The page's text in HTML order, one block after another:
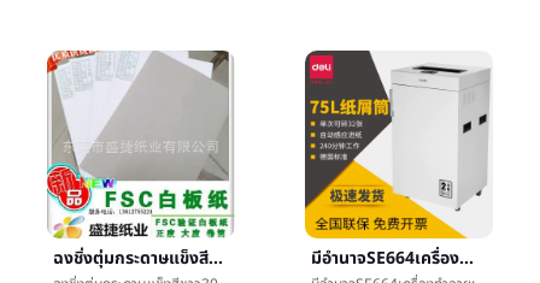
ฉงชิ่งตุ่มกระดาษแข็งสีขาว300G-500G/บรรจุภัณฑ์ตุ่มพิมพ์ขาวแกนกระดาษแข็งสีขาวï¼นำเข้าเดียวผงกระดาษ มีอำนาจSE664เครื่องทำลายเอกสารสำนักงานทุ่มเทงานบดขยี้เครื่องอัตโนมัติกระดาษไฟล์ç²ç¢เครื่องครัวเรือน